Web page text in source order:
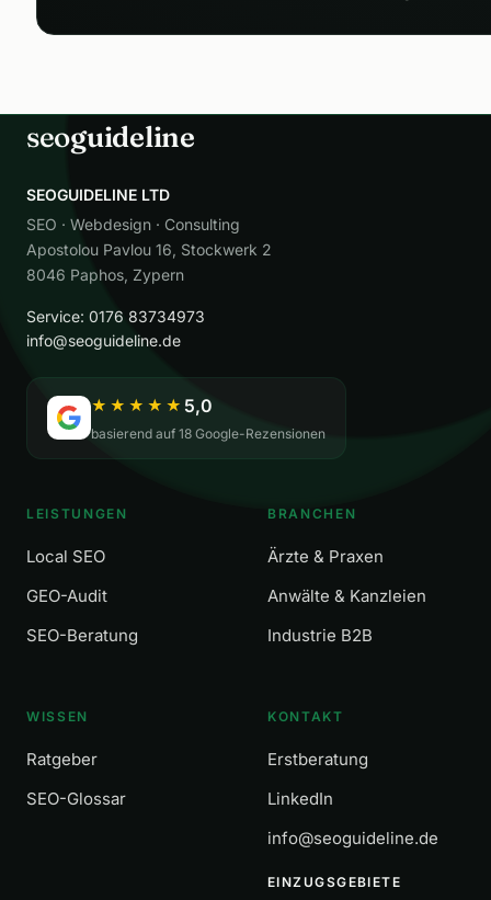
seoguideline
SEOGUIDELINE LTD
SEO · Webdesign · Consulting
Apostolou Pavlou 16, Stockwerk 2
8046 Paphos, Zypern
Service: 0176 83734973
info@seoguideline.de
★★★★★ 5,0
basierend auf 18 Google-Rezensionen
LEISTUNGEN
Local SEO
GEO-Audit
SEO-Beratung
BRANCHEN
Ärzte & Praxen
Anwälte & Kanzleien
Industrie B2B
WISSEN
Ratgeber
SEO-Glossar
KONTAKT
Erstberatung
LinkedIn
info@seoguideline.de
EINZUGSGEBIETE